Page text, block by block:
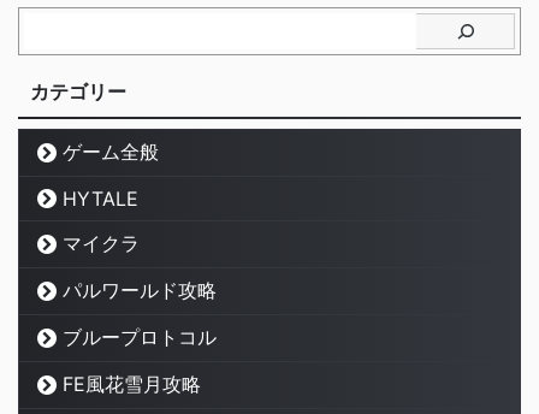
カテゴリー
ゲーム全般
HYTALE
マイクラ
パルワールド攻略
ブループロトコル
FE風花雪月攻略